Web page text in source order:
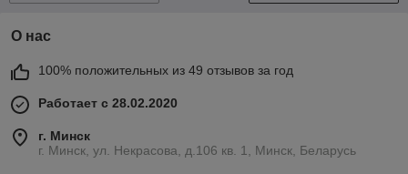
О нас
100% положительных из 49 отзывов за год
Работает с 28.02.2020
г. Минск
г. Минск, ул. Некрасова, д.106 кв. 1, Минск, Беларусь